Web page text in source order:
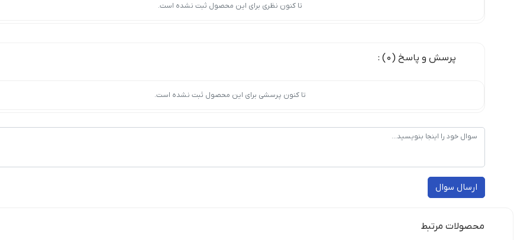
تا کنون نظری برای این محصول ثبت نشده است.
پرسش و پاسخ (0) :
تا کنون پرسشی برای این محصول ثبت نشده است.
ارسال سوال
محصولات مرتبط